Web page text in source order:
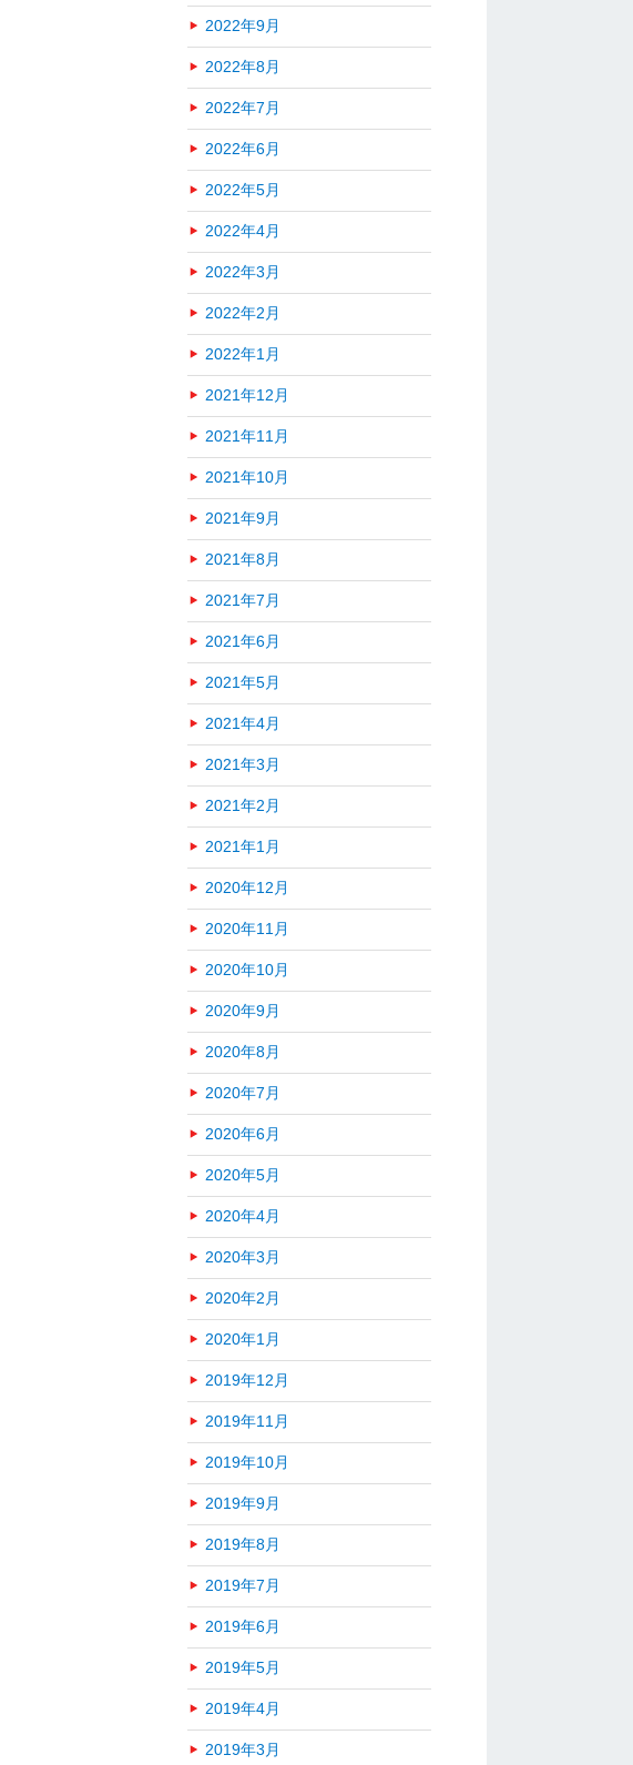
2022年9月
2022年8月
2022年7月
2022年6月
2022年5月
2022年4月
2022年3月
2022年2月
2022年1月
2021年12月
2021年11月
2021年10月
2021年9月
2021年8月
2021年7月
2021年6月
2021年5月
2021年4月
2021年3月
2021年2月
2021年1月
2020年12月
2020年11月
2020年10月
2020年9月
2020年8月
2020年7月
2020年6月
2020年5月
2020年4月
2020年3月
2020年2月
2020年1月
2019年12月
2019年11月
2019年10月
2019年9月
2019年8月
2019年7月
2019年6月
2019年5月
2019年4月
2019年3月